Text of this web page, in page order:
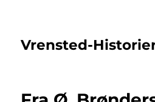
Vrensted-